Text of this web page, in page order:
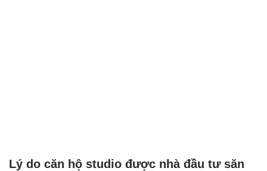
Lý do căn hộ studio được nhà đầu tư săn